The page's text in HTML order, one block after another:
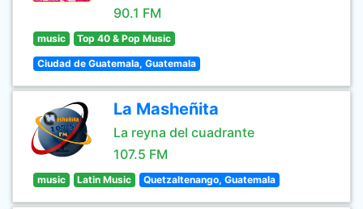
90.1 FM
music Top 40 & Pop Music
Ciudad de Guatemala, Guatemala
La Masheñita
La reyna del cuadrante
107.5 FM
music Latin Music Quetzaltenango, Guatemala